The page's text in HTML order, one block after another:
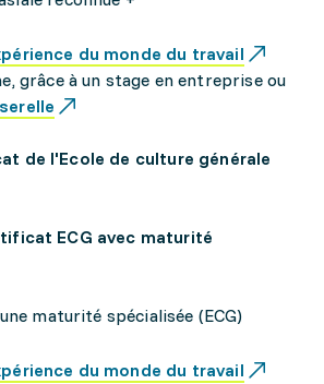
du monde du travail
grâce à un stage en entreprise ou
de l'Ecole de culture générale
ECG avec maturité
maturité spécialisée (ECG)
du monde du travail